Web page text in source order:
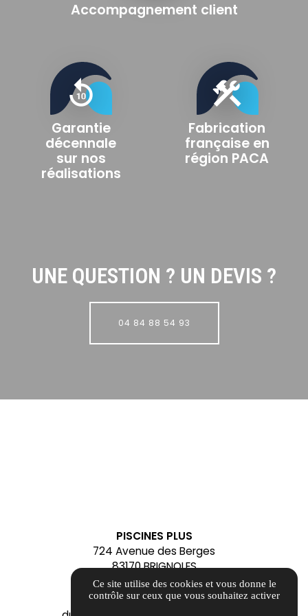
Accompagnement client
replay_10
Garantie
décennale
sur nos
réalisations
construction
Fabrication
française en
région PACA
UNE QUESTION ? UN DEVIS ?
04 84 88 54 93
PISCINES PLUS
724 Avenue des Berges
83170 BRIGNOLES
contact@alliancepiscinesplus.fr
04 84 88 54 93
Ce site utilise des cookies et vous donne le
contrôle sur ceux que vous souhaitez activer